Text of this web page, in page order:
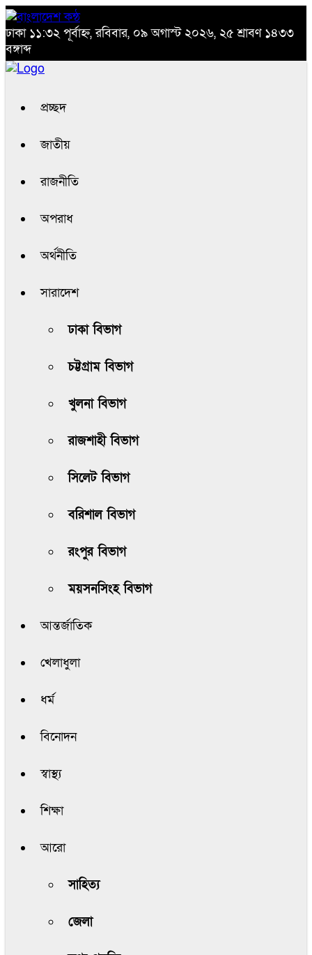
ঢাকা ১১:৩২ পূর্বাহ্ন, রবিবার, ০৯ অগাস্ট ২০২৬, ২৫ শ্রাবণ ১৪৩৩
বঙ্গাব্দ
প্রচ্ছদ
জাতীয়
রাজনীতি
অপরাধ
অর্থনীতি
সারাদেশ
ঢাকা বিভাগ
চট্টগ্রাম বিভাগ
খুলনা বিভাগ
রাজশাহী বিভাগ
সিলেট বিভাগ
বরিশাল বিভাগ
রংপুর বিভাগ
ময়সনসিংহ বিভাগ
আন্তর্জাতিক
খেলাধুলা
ধর্ম
বিনোদন
স্বাস্থ্য
শিক্ষা
আরো
সাহিত্য
জেলা